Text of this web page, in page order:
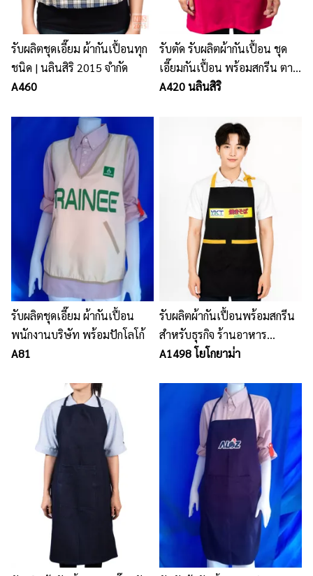
รับผลิตชุดเอี๊ยม ผ้ากันเปื้อนทุก
ชนิด | นลินสิริ 2015 จำกัด
A460
รับตัด รับผลิตผ้ากันเปื้อน ชุด
เอี๊ยมกันเปื้อน พร้อมสกรีน ตาม
แบบ
A420 นลินสิริ
รับผลิตชุดเอี๊ยม ผ้ากันเปื้อน
พนักงานบริษัท พร้อมปักโลโก้
A81
รับผลิตผ้ากันเปื้อนพร้อมสกรีน
สำหรับธุรกิจ ร้านอาหาร
โรงแรม คุณภาพสูง ราคาถูก
A1498 โยโกยาม่า